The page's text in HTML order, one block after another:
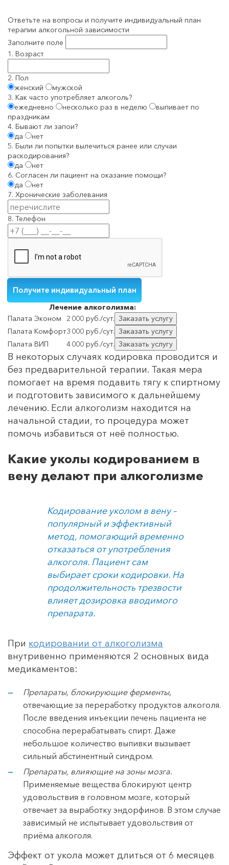
Ответьте на вопросы и получите индивидуальный план
терапии алкогольной зависимости
Заполните поле
1. Возраст
2. Пол
женский
мужской
3. Как часто употребляет алкоголь?
ежедневно
несколько раз в неделю
выпивает по
праздникам
4. Бывают ли запои?
да
нет
5. Были ли попытки вылечиться ранее или случаи
раскодирования?
да
нет
6. Согласен ли пациент на оказание помощи?
да
нет
7. Хронические заболевания
8. Телефон
Лечение алкоголизма:
Палата Эконом
2 000 руб./сут. Заказать услугу
Палата Комфорт3 000 руб./сут. Заказать услугу
Палата ВИП
4 000 руб./сут. Заказать услугу
В некоторых случаях кодировка проводится и
без предварительной терапии. Такая мера
помогает на время подавить тягу к спиртному
и подготовить зависимого к дальнейшему
лечению. Если алкоголизм находится на
начальной стадии, то процедура может
помочь избавиться от неё полностью.
Какие уколы кодированием в
вену делают при алкоголизме
Кодирование уколом в вену –
популярный и эффективный
метод, помогающий временно
отказаться от употребления
алкоголя. Пациент сам
выбирает сроки кодировки. На
продолжительность трезвости
влияет дозировка вводимого
препарата.
При кодировании от алкоголизма
внутривенно применяются 2 основных вида
медикаментов:
Препараты, блокирующие ферменты,
отвечающие за переработку продуктов алкоголя.
После введения инъекции печень пациента не
способна перерабатывать спирт. Даже
небольшое количество выпивки вызывает
сильный абстинентный синдром.
Препараты, влияющие на зоны мозга.
Применяемые вещества блокируют центр
удовольствия в головном мозге, который
отвечает за выработку эндорфинов. В этом случае
зависимый не испытывает удовольствия от
приёма алкоголя.
Эффект от укола может длиться от 6 месяцев